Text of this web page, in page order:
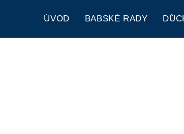
ÚVOD BABSKÉ RADY